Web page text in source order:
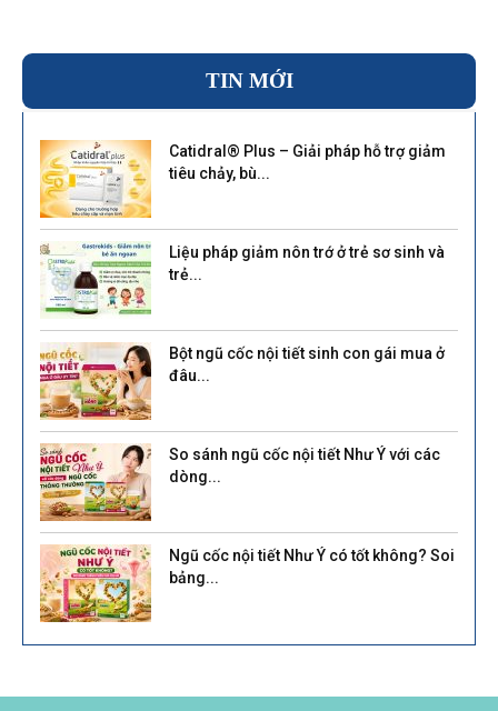
TIN MỚI
Catidral® Plus – Giải pháp hỗ trợ giảm
tiêu chảy, bù...
Liệu pháp giảm nôn trớ ở trẻ sơ sinh và
trẻ...
Bột ngũ cốc nội tiết sinh con gái mua ở
đâu...
So sánh ngũ cốc nội tiết Như Ý với các
dòng...
Ngũ cốc nội tiết Như Ý có tốt không? Soi
bảng...